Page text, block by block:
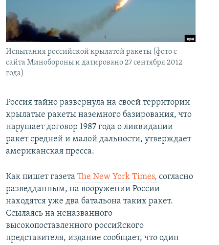
MATERIALLARIMIZDAN ISTIFADƏ
AZADLIQRADIOSU MOBIL TELEFONUNUZDA
XƏBƏR BÜLLETENLƏRIMIZ
RFE/RL-in bütün saytları
Испытания российской крылатой ракеты (фото с
сайта Минобороны и датировано 27 сентября 2012
года)
Россия тайно развернула на своей территории
крылатые ракеты наземного базирования, что
нарушает договор 1987 года о ликвидации
ракет средней и малой дальности, утверждает
американская пресса.
Как пишет газета The New York Times, согласно
разведданным, на вооружении России
находятся уже два батальона таких ракет.
Ссылаясь на неназванного
высокопоставленного российского
представителя, издание сообщает, что один